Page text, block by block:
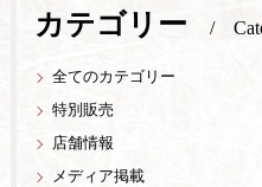
カテゴリー
全てのカテゴリー
特別販売
店舗情報
メディア掲載